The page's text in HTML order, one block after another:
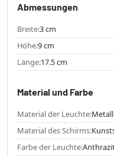
Abmessungen
Breite:3 cm
Höhe:9 cm
Länge:17.5 cm
Material und Farbe
Material der Leuchte:Metall
Material des Schirms:
Farbe der Leuchte: